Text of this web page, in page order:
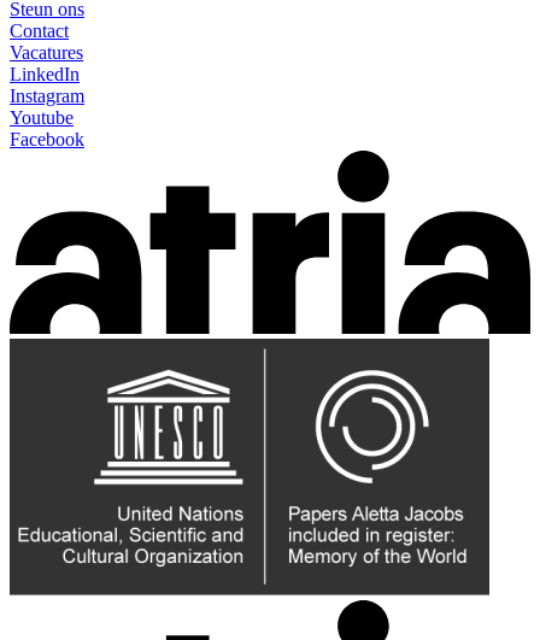
Steun ons
Contact
Vacatures
LinkedIn
Instagram
Youtube
Facebook